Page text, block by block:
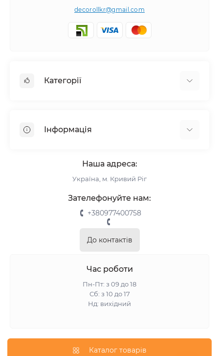
decorollkr@gmail.com
Категорії
Рулонні штори
Інформація
Інформація для замовлення
Повернення та обмін
Наша адреса:
Україна, м. Кривий Ріг
Зателефонуйте нам:
+380977400758
До контактів
Час роботи
Пн-Пт: з 09 до 18
Сб: з 10 до 17
Нд: вихідний
Каталог товарів